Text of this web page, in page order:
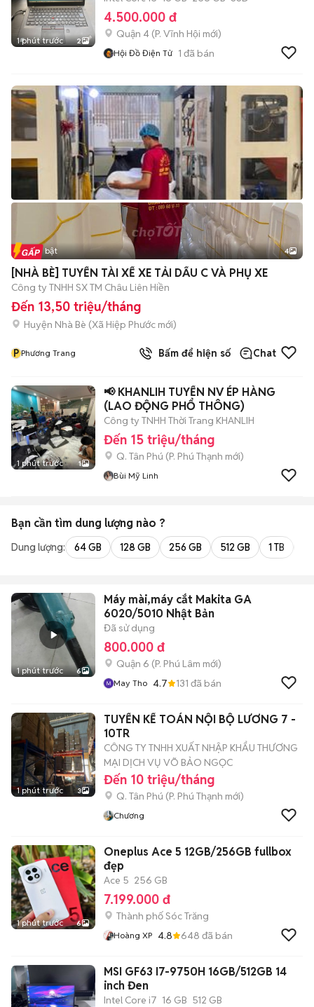
1 phút trước 2
4.500.000 đ
Quận 4 (P. Vĩnh Hội mới)
Hội Đồ Điện Tử 1 đã bán
Tin nổi bật 4
[NHÀ BÈ] TUYỂN TÀI XẾ XE TẢI DẤU C VÀ PHỤ XE
Công ty TNHH SX TM Châu Liên Hiền
Đến 13,50 triệu/tháng
Huyện Nhà Bè (Xã Hiệp Phước mới)
P Phương Trang Bấm để hiện số Chat
1 phút trước 1
📢 KHANLIH TUYỂN NV ÉP HÀNG
(LAO ĐỘNG PHỔ THÔNG)
Công ty TNHH Thời Trang KHANLIH
Đến 15 triệu/tháng
Q. Tân Phú (P. Phú Thạnh mới)
Bùi Mỹ Linh
Bạn cần tìm dung lượng nào ?
Dung lượng: 64 GB 128 GB 256 GB 512 GB 1 TB
1 phút trước 6
Máy mài,máy cắt Makita GA
6020/5010 Nhật Bản
Đã sử dụng
800.000 đ
Quận 6 (P. Phú Lâm mới)
May Tho 4.7 131 đã bán
1 phút trước 3
TUYỂN KẾ TOÁN NỘI BỘ LƯƠNG 7 -
10TR
CÔNG TY TNHH XUẤT NHẬP KHẨU THƯƠNG
MẠI DỊCH VỤ VÕ BẢO NGỌC
Đến 10 triệu/tháng
Q. Tân Phú (P. Phú Thạnh mới)
Chương
1 phút trước 6
Oneplus Ace 5 12GB/256GB fullbox
đẹp
Ace 5 256 GB
7.199.000 đ
Thành phố Sóc Trăng
Hoàng XP 4.8 648 đã bán
MSI GF63 I7-9750H 16GB/512GB 14
inch Đen
Intel Core i7 16 GB 512 GB